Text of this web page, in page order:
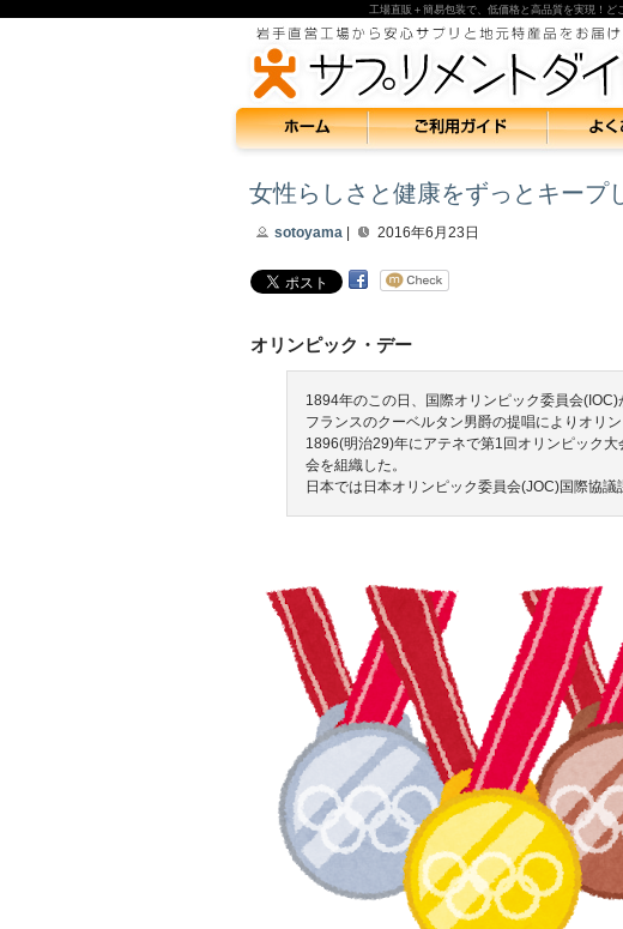
工場直販＋簡易包装で、低価格と高品質を実現！
女性らしさと健康をずっとキープ
sotoyama 2016年6月23日
オリンピック・デー
1894年のこの日、国際オリンピック委員会(IOC)
フランスのクーベルタン男爵の提唱によりオリ
1896(明治29)年にアテネで第1回オリンピック
会を組織した。
日本では日本オリンピック委員会(JOC)国際協